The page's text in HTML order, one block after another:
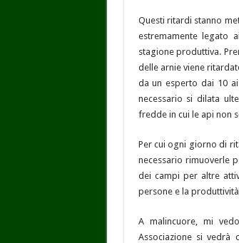
Questi ritardi stanno
estremamente legato
stagione produttiva.
delle arnie viene
da un esperto dai 10
necessario si dilata
fredde in cui le api non
Per cui ogni giorno di
necessario rimuoverle
dei campi per altre
persone e la
A malincuore, mi
Associazione si vedrà